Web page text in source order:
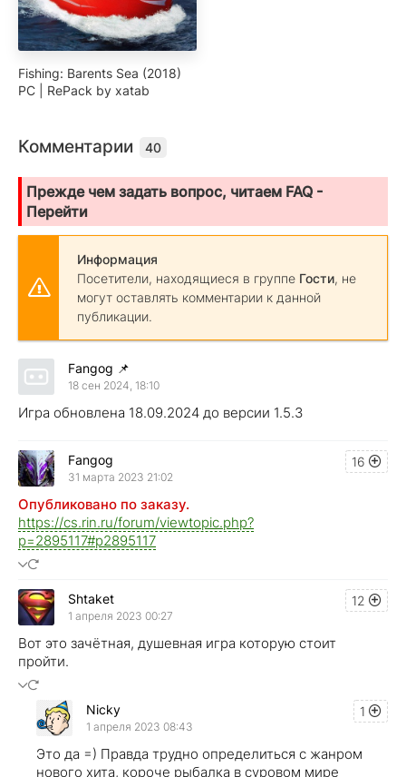
Fishing: Barents Sea (2018)
PC | RePack by xatab
Комментарии 40
Прежде чем задать вопрос, читаем FAQ -
Перейти
Информация
Посетители, находящиеся в группе Гости, не
могут оставлять комментарии к данной
публикации.
Fangog 📌
18 сен 2024, 18:10
Игра обновлена 18.09.2024 до версии 1.5.3
16
Fangog
31 марта 2023 21:02
Опубликовано по заказу.
https://cs.rin.ru/forum/viewtopic.php?
p=2895117#p2895117
12
Shtaket
1 апреля 2023 00:27
Вот это зачётная, душевная игра которую стоит
пройти.
1
Nicky
1 апреля 2023 08:43
Это да =) Правда трудно определиться с жанром
нового хита, короче рыбалка в суровом мире